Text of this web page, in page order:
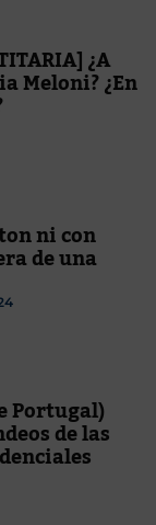
¿A
Meloni? ¿En
ni con
de una
Portugal)
de las